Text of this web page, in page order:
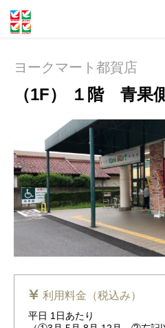
ヨークマート都賀店
（1F） １階 青果
利用料金（税込み）
平日 1日あたり